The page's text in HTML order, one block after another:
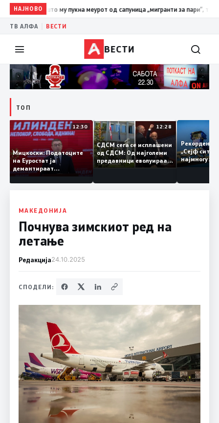
НАЈНОВО
19:39 ВМРО-ДПМНЕ: Како што му пукна меурот од сапуница
ТВ АЛФА ВЕСТИ
ВЕСТИ
ТОП
12:30
Мицкоски: Податоците
на Еуростат ја
демантираат
опозицијата
12:28
СДСМ сега се исплашени
од СДСМ: Од најголеми
предавници еволуираа
во најголеми патриоти
„Сејф
МАКЕДОНИЈА
Почнува зимскиот ред на
летање
Редакција24.10.2025
СПОДЕЛИ: